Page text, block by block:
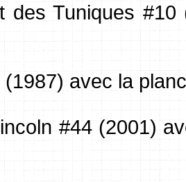
des Tuniques
avec la
#44 (2001)